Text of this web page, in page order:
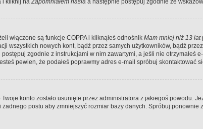
i kliknij naZapomniałem hasła a następnie postępuj zgodnie ze
włączone są funkcje COPPA i kliknąłeś odnośnik Mam mniej niż 13 lat
wszystkich nowych kont, bądź przez samych użytkowników, bądź
zgodnie z instrukcjami w nim zawartymi, a jeśli nie otrzymałeś
pewien, że podałeś poprawmy adres e-mail spróbuj skontaktować
konto zostało usunięte przez administratora z jakiegoś powodu.
postu aby zmniejszyć rozmiar bazy danych. Spróbuj ponownie